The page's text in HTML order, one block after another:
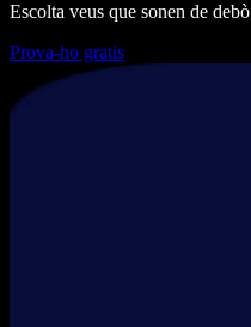
Escolta veus que sonen de debò
Prova-ho gratis